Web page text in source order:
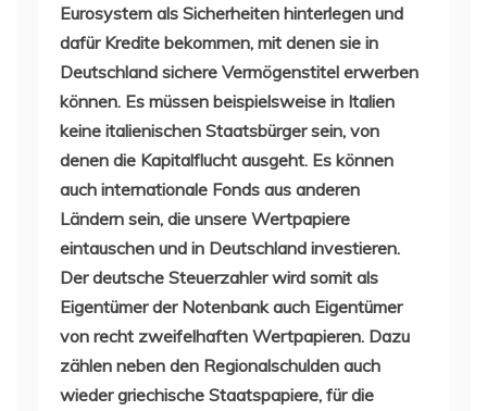
Eurosystem als Sicherheiten hinterlegen und
dafür Kredite bekommen, mit denen sie in
Deutschland sichere Vermögenstitel erwerben
können. Es müssen beispielsweise in Italien
keine italienischen Staatsbürger sein, von
denen die Kapitalflucht ausgeht. Es können
auch internationale Fonds aus anderen
Ländern sein, die unsere Wertpapiere
eintauschen und in Deutschland investieren.
Der deutsche Steuerzahler wird somit als
Eigentümer der Notenbank auch Eigentümer
von recht zweifelhaften Wertpapieren. Dazu
zählen neben den Regionalschulden auch
wieder griechische Staatspapiere, für die